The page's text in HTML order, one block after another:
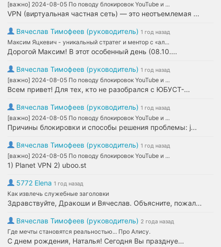
[важно] 2024-08-05 По поводу блокировок YouTube и ...
VPN (виртуальная частная сеть) — это неотъемлемая ...
Вячеслав Тимофеев (руководитель) 1 год назад
Максим Яцкевич - уникальный стратег и ментор с «ал...
Дорогой Максим! В этот особенный день (08.10....
Вячеслав Тимофеев (руководитель) 1 год назад
[важно] 2024-08-05 По поводу блокировок YouTube и ...
Всем привет! Для тех, кто не разобрался с ЮБУСТ-...
Вячеслав Тимофеев (руководитель) 1 год назад
[важно] 2024-08-05 По поводу блокировок YouTube и ...
Причины блокировки и способы решения проблемы: j...
Вячеслав Тимофеев (руководитель) 1 год назад
[важно] 2024-08-05 По поводу блокировок YouTube и ...
1) Planet VPN 2) uboo.st
5772 Elena 1 год назад
Как извлечь служебные заголовки
Здравствуйте, Дракоши и Вячеслав. Объясните, пожал...
Вячеслав Тимофеев (руководитель) 2 года назад
Где мечты становятся реальностью... Про Алису.
С днем рождения, Наталья! Сегодня Вы празднуе...